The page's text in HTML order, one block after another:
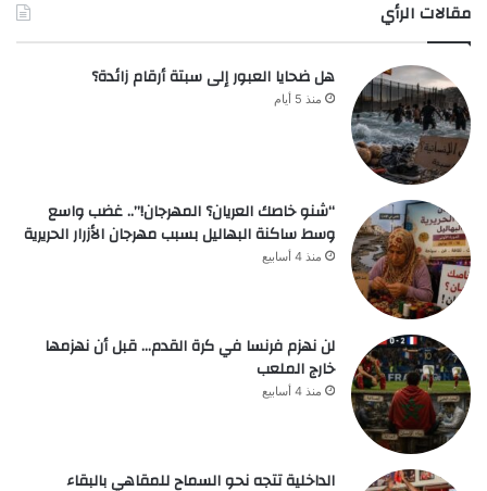
مقالات الرأي
هل ضحايا العبور إلى سبتة أرقام زائدة؟
منذ 5 أيام
“شنو خاصك العريان؟ المهرجان!”.. غضب واسع
وسط ساكنة البهاليل بسبب مهرجان الأزرار الحريرية
منذ 4 أسابيع
لن نهزم فرنسا في كرة القدم… قبل أن نهزمها
خارج الملعب
منذ 4 أسابيع
الداخلية تتجه نحو السماح للمقاهي بالبقاء